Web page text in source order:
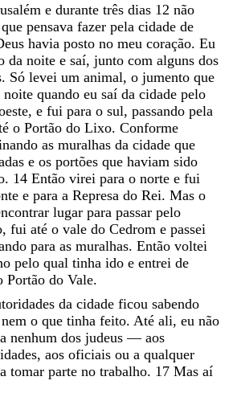
e durante três dias 12 não
que pensava fazer pela cidade de
havia posto no meu coração. Eu
da noite e saí, junto com alguns dos
. Só levei um animal, o jumento que
noite quando eu saí da cidade pelo
, e fui para o sul, passando pela
o Portão do Lixo. Conforme
as muralhas da cidade que
e os portões que haviam sido
. 14 Então virei para o norte e fui
e para a Represa do Rei. Mas o
lugar para passar pelo
, fui até o vale do Cedrom e passei
para as muralhas. Então voltei
pelo qual tinha ido e entrei de
Portão do Vale.
da cidade ficou sabendo
nem o que tinha feito. Até ali, eu não
a nenhum dos judeus— aos
, aos oficiais ou a qualquer
tomar parte no trabalho. 17 Mas aí